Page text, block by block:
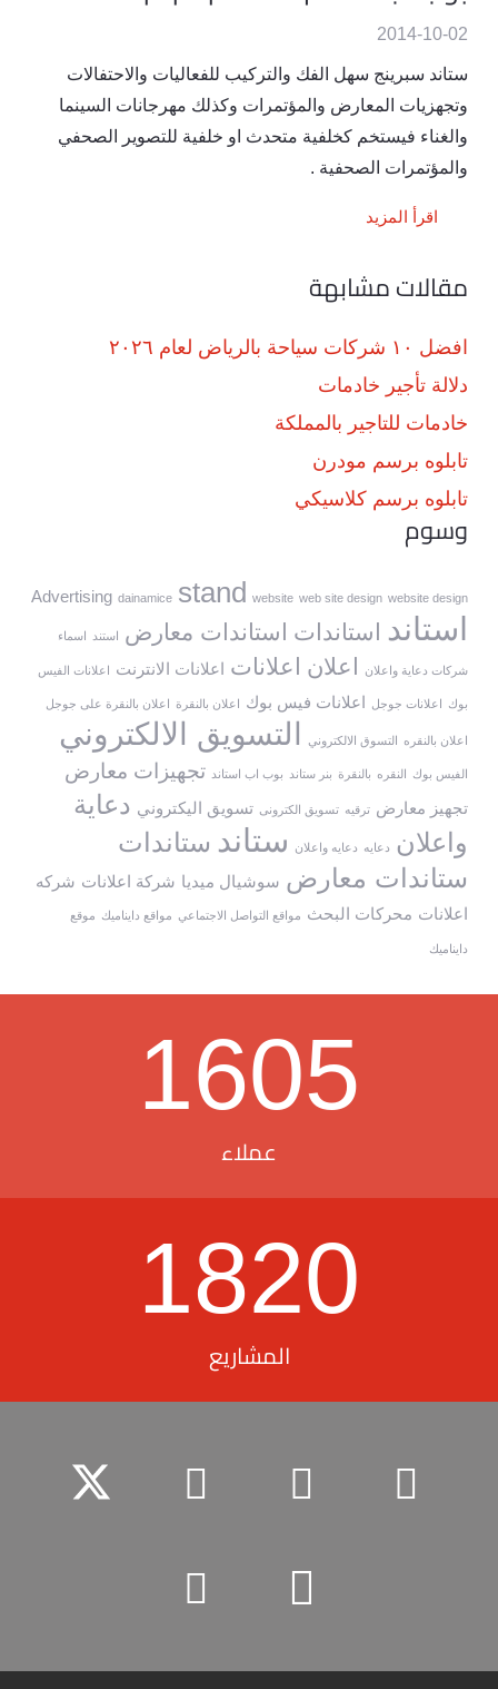
2014-10-02
ستاند سبرينج سهل الفك والتركيب للفعاليات والاحتفالات
وتجهزيات المعارض والمؤتمرات وكذلك مهرجانات السينما
والغناء فيستخم كخلفية متحدث او خلفية للتصوير الصحفي
والمؤتمرات الصحفية .
اقرأ المزيد
مقالات مشابهة
افضل ١٠ شركات سياحة بالرياض لعام ٢٠٢٦
دلالة تأجير خادمات
خادمات للتاجير بالمملكة
تابلوه برسم مودرن
تابلوه برسم كلاسيكي
وسوم
Advertising dainamice stand website web site design website design
استاند استاندات استاندات معارض استند اسماء
شركات دعاية واعلان اعلان اعلانات اعلانات الانترنت اعلانات الفيس
بوك اعلانات جوجل اعلانات فيس بوك اعلان بالنقرة اعلان بالنقرة على جوجل
اعلان بالنقره التسوق الالكتروني التسويق الالكتروني
الفيس بوك النقره بالنقرة بنر ستاند بوب اب استاند تجهيزات معارض
تجهيز معارض ترقيه تسويق الكترونى تسويق اليكتروني دعاية
واعلان دعايه دعايه واعلان ستاند ستاندات
ستاندات معارض سوشيال ميديا شركة اعلانات شركه
اعلانات محركات البحث مواقع التواصل الاجتماعي مواقع دايناميك موقع
دايناميك
1605
عملاء
1820
المشاريع